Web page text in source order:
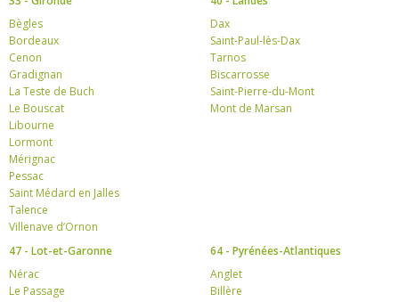
Bègles
Bordeaux
Cenon
Gradignan
La Teste de Buch
Le Bouscat
Libourne
Lormont
Mérignac
Pessac
Saint Médard en Jalles
Talence
Villenave d’Ornon
Dax
Saint-Paul-lès-Dax
Tarnos
Biscarrosse
Saint-Pierre-du-Mont
Mont de Marsan
47 - Lot-et-Garonne
Nérac
Le Passage
64 - Pyrénées-Atlantiques
Anglet
Billère